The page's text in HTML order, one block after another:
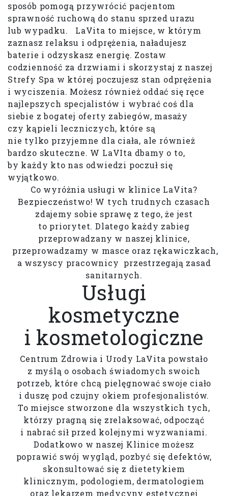
sposób pomogą przywrócić pacjentom
sprawność ruchową do stanu sprzed urazu
lub wypadku. LaVita to miejsce, w którym
zaznasz relaksu i odprężenia, naładujesz
baterie i odzyskasz energię. Zostaw
codzienność za drzwiami i skorzystaj z naszej
Strefy Spa w której poczujesz stan odprężenia
i wyciszenia. Możesz również oddać się ręce
najlepszych specjalistów i wybrać coś dla
siebie z bogatej oferty zabiegów, masaży
czy kąpieli leczniczych, które są
nie tylko przyjemne dla ciała, ale również
bardzo skuteczne. W LaVIta dbamy o to,
by każdy kto nas odwiedzi poczuł się
wyjątkowo.
Co wyróżnia usługi w klinice LaVita?
Bezpieczeństwo! W tych trudnych czasach
zdajemy sobie sprawę z tego, że jest
to priorytet. Dlatego każdy zabieg
przeprowadzany w naszej klinice,
przeprowadzamy w masce oraz rękawiczkach,
a wszyscy pracownicy przestrzegają zasad
sanitarnych.
Usługi
kosmetyczne
i kosmetologiczne
Centrum Zdrowia i Urody LaVita powstało
z myślą o osobach świadomych swoich
potrzeb, które chcą pielęgnować swoje ciało
i duszę pod czujny okiem profesjonalistów.
To miejsce stworzone dla wszystkich tych,
którzy pragną się zrelaksować, odpocząć
i nabrać sił przed kolejnymi wyzwaniami.
Dodatkowo w naszej Klinice możesz
poprawić swój wygląd, pozbyć się defektów,
skonsultować się z dietetykiem
klinicznym, podologiem, dermatologiem
oraz lekarzem medycyny estetycznej